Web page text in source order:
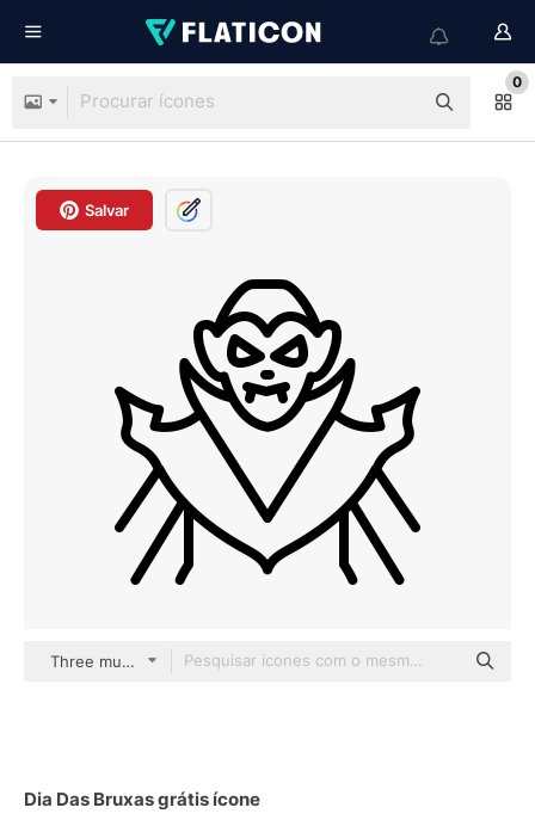
0
Salvar
Three musketeers outline
Dia Das Bruxas grátis ícone